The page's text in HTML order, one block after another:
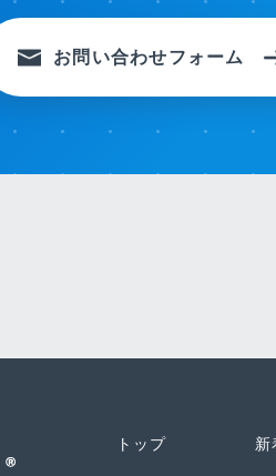
お問い合わせフォーム
トップ 新